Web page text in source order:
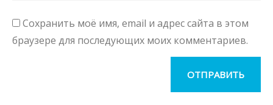
Сохранить моё имя, email и адрес сайта в этом
браузере для последующих моих комментариев.